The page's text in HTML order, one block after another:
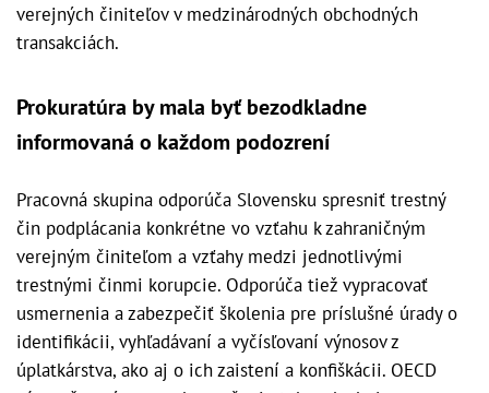
verejných činiteľov v medzinárodných obchodných
transakciách.
Prokuratúra by mala byť bezodkladne
informovaná o každom podozrení
Pracovná skupina odporúča Slovensku spresniť trestný
čin podplácania konkrétne vo vzťahu k zahraničným
verejným činiteľom a vzťahy medzi jednotlivými
trestnými činmi korupcie. Odporúča tiež vypracovať
usmernenia a zabezpečiť školenia pre príslušné úrady o
identifikácii, vyhľadávaní a vyčísľovaní výnosov z
úplatkárstva, ako aj o ich zaistení a konfiškácii. OECD